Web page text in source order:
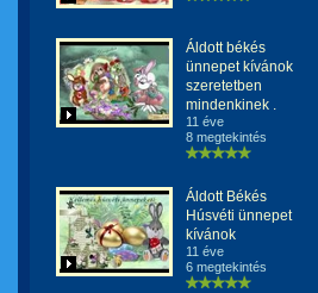
Áldott békés
ünnepet kívánok
szeretetben
mindenkinek .
11 éve
8 megtekintés
Áldott Békés
Húsvéti ünnepet
kívánok
11 éve
6 megtekintés